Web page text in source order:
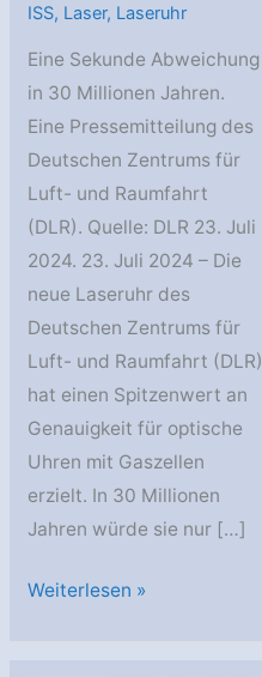
ISS, Laser, Laseruhr
Eine Sekunde Abweichung
in 30 Millionen Jahren.
Eine Pressemitteilung des
Deutschen Zentrums für
Luft- und Raumfahrt
(DLR). Quelle: DLR 23. Juli
2024. 23. Juli 2024 – Die
neue Laseruhr des
Deutschen Zentrums für
Luft- und Raumfahrt (DLR)
hat einen Spitzenwert an
Genauigkeit für optische
Uhren mit Gaszellen
erzielt. In 30 Millionen
Jahren würde sie nur […]
DLR-
Weiterlesen »